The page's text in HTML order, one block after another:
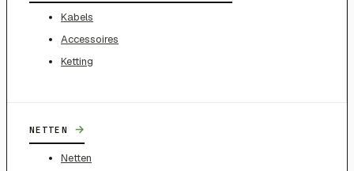
Kabels
Accessoires
Ketting
NETTEN →
Netten